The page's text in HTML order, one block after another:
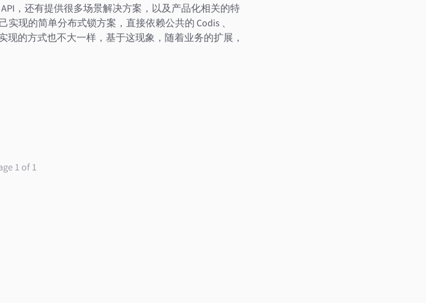
，还有提供很多场景解决方案，以及产品化相关的特
现的简单分布式锁方案，直接依赖公共的 Codis 、
现的方式也不大一样，基于这现象，随着业务的扩展，
1 of 1